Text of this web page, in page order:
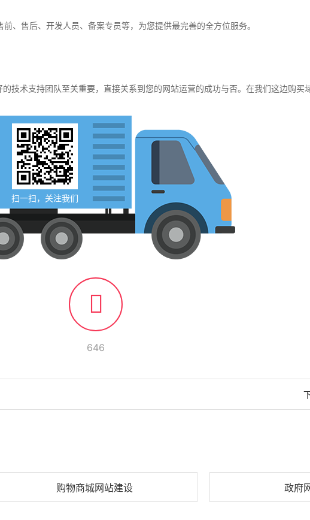
、售后、开发人员、备案专员等，为您提供最完善的全方位服务。
技术支持团队至关重要，直接关系到您的网站运营的成功与否。在我们这边购买
扫一扫，关注我们
646
购物商城网站建设 政府